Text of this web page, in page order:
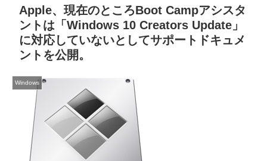
Apple、現在のところBoot Campアシスタ
ントは「Windows 10 Creators Update」
に対応していないとしてサポートドキュメ
ントを公開。
Windows